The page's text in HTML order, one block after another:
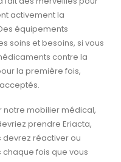
activement la
équipements
soins et besoins, si vous
contre la
la première fois,
notre mobilier médical,
prendre Eriacta,
devrez réactiver ou
fois que vous